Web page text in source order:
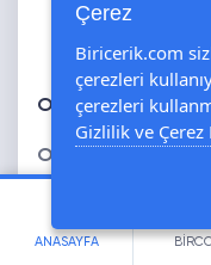
ANASAYFA
zaman bizi
seviyorum.
Oğluma Doğum
Oğluma doğum
diyorsanız işte
Göz bebeğim,
Çerez
Biricerik.com
çerezleri
çerezleri
Gizlilik ve Çerez